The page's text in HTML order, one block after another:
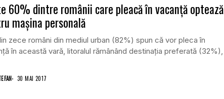
60% dintre românii care pleacă în vacanţă optează
maşina personală
zece români din mediul urban (82%) spun că vor pleca în
în această vară, litoralul rămânând destinaţia preferată (32%),
30 MAI 2017